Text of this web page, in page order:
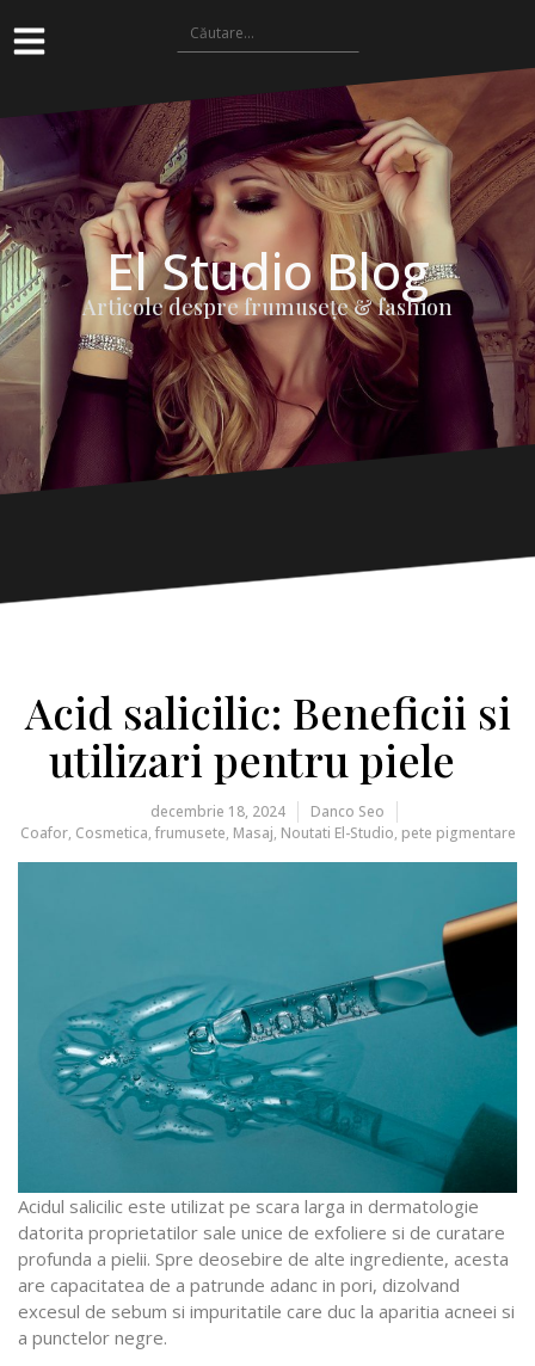
El Studio Blog
Articole despre frumuseţe & fashion
Acid salicilic: Beneficii si
utilizari pentru piele
decembrie 18, 2024
Danco Seo
Coafor, Cosmetica, frumusete, Masaj, Noutati El-Studio, pete pigmentare
Acidul salicilic este utilizat pe scara larga in dermatologie
datorita proprietatilor sale unice de exfoliere si de curatare
profunda a pielii. Spre deosebire de alte ingrediente, acesta
are capacitatea de a patrunde adanc in pori, dizolvand
excesul de sebum si impuritatile care duc la aparitia acneei si
a punctelor negre.